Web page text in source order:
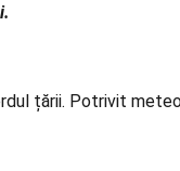
țării. Potrivit